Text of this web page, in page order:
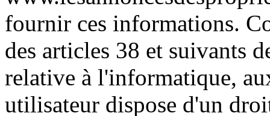
fournir ces informations.
des articles 38 et suivants
relative à l'informatique,
utilisateur dispose d'un